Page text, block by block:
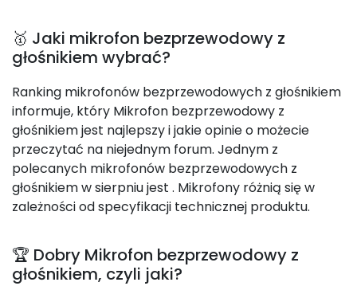
🥇 Jaki mikrofon bezprzewodowy z
głośnikiem wybrać?
Ranking mikrofonów bezprzewodowych z głośnikiem
informuje, który Mikrofon bezprzewodowy z
głośnikiem jest najlepszy i jakie opinie o możecie
przeczytać na niejednym forum. Jednym z
polecanych mikrofonów bezprzewodowych z
głośnikiem w sierpniu jest . Mikrofony różnią się w
zależności od specyfikacji technicznej produktu.
🏆 Dobry Mikrofon bezprzewodowy z
głośnikiem, czyli jaki?